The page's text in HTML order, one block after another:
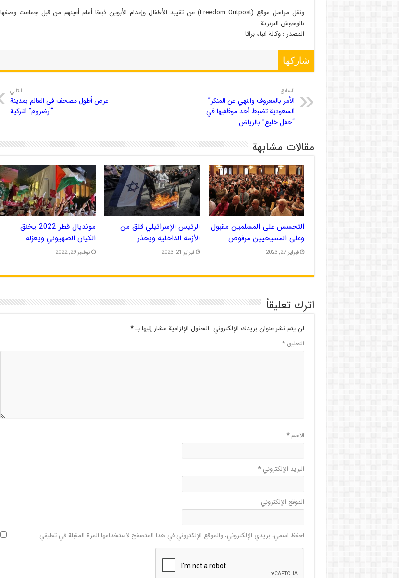
ونقل مراسل موقع (Freedom Outpost) عن تقييد الأطفال وإعدام الأبوين ذبحًا أمام أعينهم من قبل جماعات وصفها
بالوحوش البربرية.
المصدر : وکالة انباء براثا
شاركها
السابق
الأمر بالمعروف والنهي عن المنكر”
السعودية تضبط أحد موظفيها في
“حفل خليع” بالرياض
التالي
عرض أطول مصحف فی العالم بمدینة
“أرضروم” الترکیة
مقالات مشابهة
التجسس على المسلمين مقبول
وعلى المسيحيين مرفوض
فبراير 27, 2023
الرئيس الإسرائيلي قلق من
الأزمة الداخلية ويحذر
فبراير 21, 2023
مونديال قطر 2022 يخنق
الكيان الصهيوني ويعزله
نوفمبر 29, 2022
اترك تعليقاً
لن يتم نشر عنوان بريدك الإلكتروني. الحقول الإلزامية مشار إليها بـ*
التعليق*
الاسم*
البريد الإلكتروني*
الموقع الإلكتروني
احفظ اسمي، بريدي الإلكتروني، والموقع الإلكتروني في هذا المتصفح لاستخدامها المرة المقبلة في تعليقي.